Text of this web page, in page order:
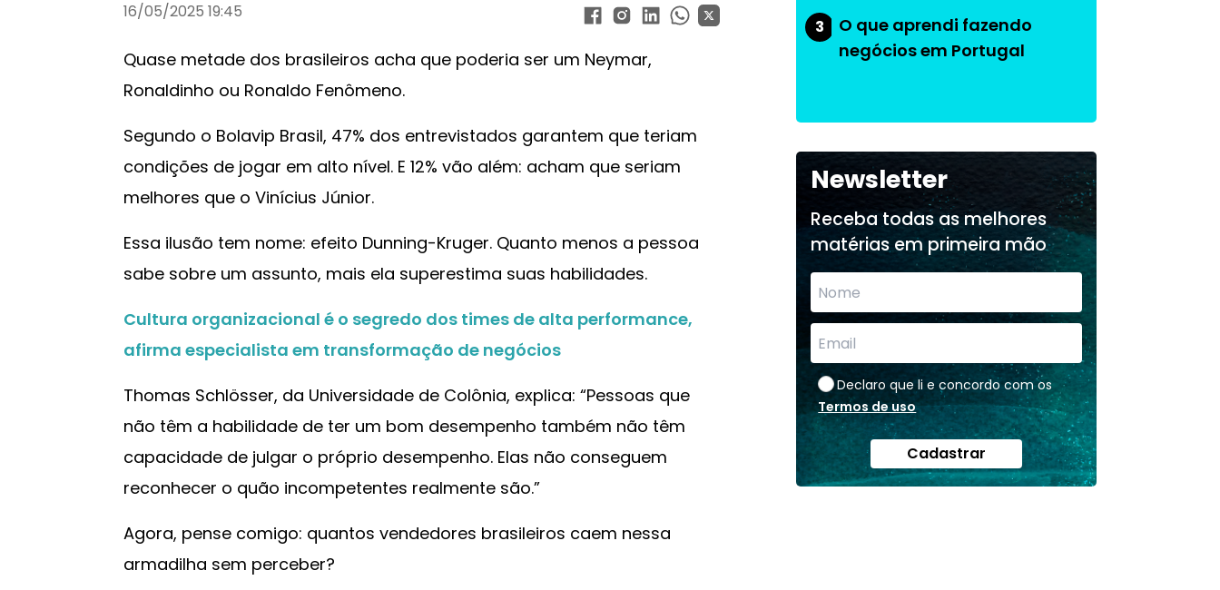
16/05/2025 19:45
Quase metade dos brasileiros acha que poderia ser um Neymar,
Ronaldinho ou Ronaldo Fenômeno.
Segundo o Bolavip Brasil, 47% dos entrevistados garantem que teriam
condições de jogar em alto nível. E 12% vão além: acham que seriam
melhores que o Vinícius Júnior.
Essa ilusão tem nome: efeito Dunning-Kruger. Quanto menos a pessoa
sabe sobre um assunto, mais ela superestima suas habilidades.
Cultura organizacional é o segredo dos times de alta performance,
afirma especialista em transformação de negócios
Thomas Schlösser, da Universidade de Colônia, explica: “Pessoas que
não têm a habilidade de ter um bom desempenho também não têm
capacidade de julgar o próprio desempenho. Elas não conseguem
reconhecer o quão incompetentes realmente são.”
Agora, pense comigo: quantos vendedores brasileiros caem nessa
armadilha sem perceber?
3
O que aprendi fazendo
negócios em Portugal
Newsletter
Receba todas as melhores
matérias em primeira mão
Declaro que li e concordo com os
Termos de uso
Cadastrar